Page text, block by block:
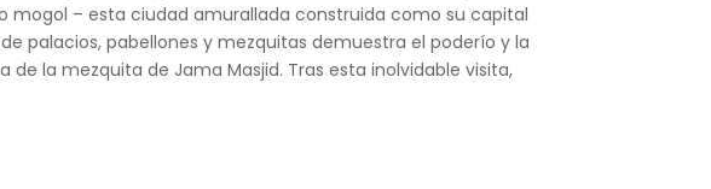
mogol – esta ciudad amurallada construida como su capital
palacios, pabellones y mezquitas demuestra el poderío y la
de la mezquita de Jama Masjid. Tras esta inolvidable visita,